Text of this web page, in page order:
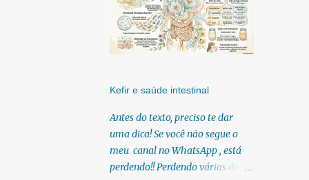
Kefir e saúde intestinal
Antes do texto, preciso te dar
uma dica! Se você não segue o
meu canal no WhatsApp , está
perdendo!! Perdendo várias dicas,